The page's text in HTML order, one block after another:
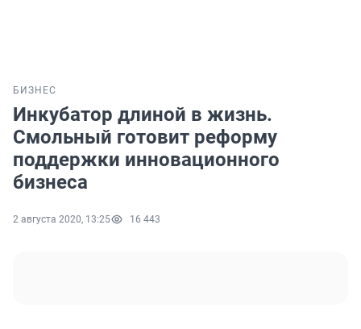
БИЗНЕС
Инкубатор длиной в жизнь.
Смольный готовит реформу
поддержки инновационного
бизнеса
2 августа 2020, 13:25 16 443